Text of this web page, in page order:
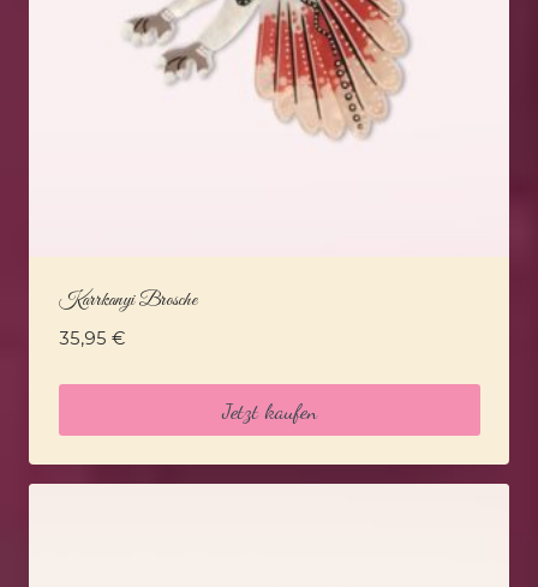
Karrkanyi Brosche
35,95 €
Jetzt kaufen